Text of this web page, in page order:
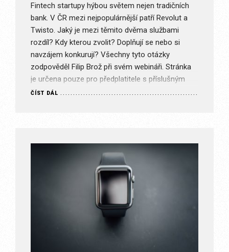
Fintech startupy hýbou světem nejen tradičních
bank. V ČR mezi nejpopulárnější patří Revolut a
Twisto. Jaký je mezi těmito dvěma službami
rozdíl? Kdy kterou zvolit? Doplňují se nebo si
navzájem konkurují? Všechny tyto otázky
zodpověděl Filip Brož při svém webináři. Stránka
je určena pouze pro předplatitele s příslušným
typem předplatného. Je nám líto, ale k…
ČÍST DÁL